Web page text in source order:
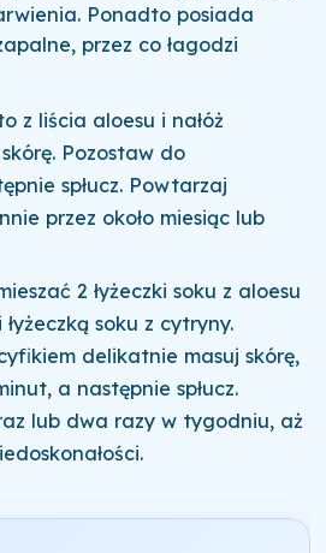
Ponadto posiada
przez co łagodzi
z liścia aloesu i nałóż
Pozostaw do
spłucz. Powtarzaj
przez około miesiąc lub
2 łyżeczki soku z aloesu
łyżeczką soku z cytryny.
delikatnie masuj skórę,
a następnie spłucz.
lub dwa razy w tygodniu, aż